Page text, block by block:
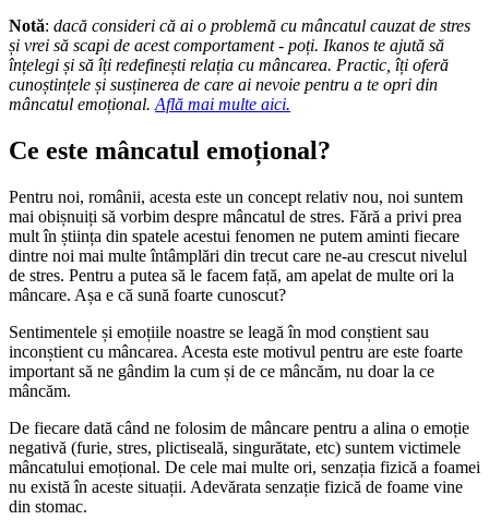
Notă: dacă consideri că ai o problemă cu mâncatul cauzat de stres
și vrei să scapi de acest comportament - poți. Ikanos te ajută să
înțelegi și să îți redefinești relația cu mâncarea. Practic, îți oferă
cunoștințele și susținerea de care ai nevoie pentru a te opri din
mâncatul emoțional. Află mai multe aici.
Ce este mâncatul emoțional?
Pentru noi, românii, acesta este un concept relativ nou, noi suntem
mai obișnuiți să vorbim despre mâncatul de stres. Fără a privi prea
mult în știința din spatele acestui fenomen ne putem aminti fiecare
dintre noi mai multe întâmplări din trecut care ne-au crescut nivelul
de stres. Pentru a putea să le facem față, am apelat de multe ori la
mâncare. Așa e că sună foarte cunoscut?
Sentimentele și emoțiile noastre se leagă în mod conștient sau
inconștient cu mâncarea. Acesta este motivul pentru are este foarte
important să ne gândim la cum și de ce mâncăm, nu doar la ce
mâncăm.
De fiecare dată când ne folosim de mâncare pentru a alina o emoție
negativă (furie, stres, plictiseală, singurătate, etc) suntem victimele
mâncatului emoțional. De cele mai multe ori, senzația fizică a foamei
nu există în aceste situații. Adevărata senzație fizică de foame vine
din stomac.